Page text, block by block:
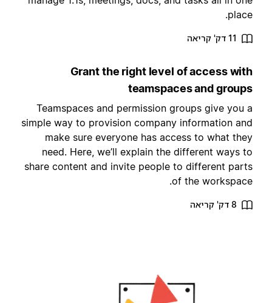
11 דק' קריאה
Grant the right level of access
teamspaces and
Teamspaces and permission groups give you
simple way to provision company information
make sure everyone has access to what
need. Here, we’ll explain the different ways
share content and invite people to different
of the
8 דק' קריאה